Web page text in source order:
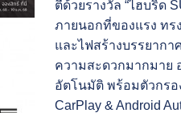
ตีด้วยรางวัล “ไฮบริด
ภายนอกที่ของแรง ทร
และไฟสร้างบรรยาก
ความสะดวกมากมาย
อัตโนมัติ พร้อมตัวกรอ
CarPlay & Android